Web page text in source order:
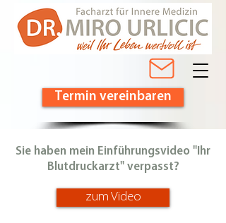
Termin vereinbaren
Sie haben mein Einführungsvideo "Ihr
Blutdruckarzt" verpasst?
zum Video